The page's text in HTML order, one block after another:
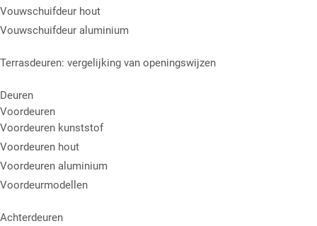
Vouwschuifdeur hout
Vouwschuifdeur aluminium
Terrasdeuren: vergelijking van openingswijzen
Deuren
Voordeuren
Voordeuren kunststof
Voordeuren hout
Voordeuren aluminium
Voordeurmodellen
Achterdeuren